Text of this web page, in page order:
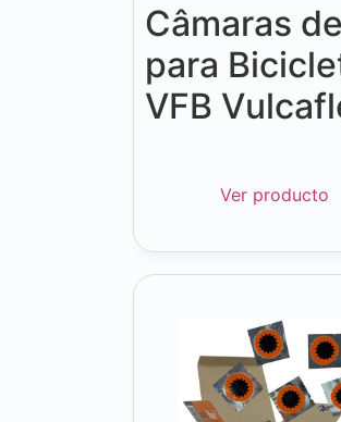
Câmaras
para
VFB
Ver producto